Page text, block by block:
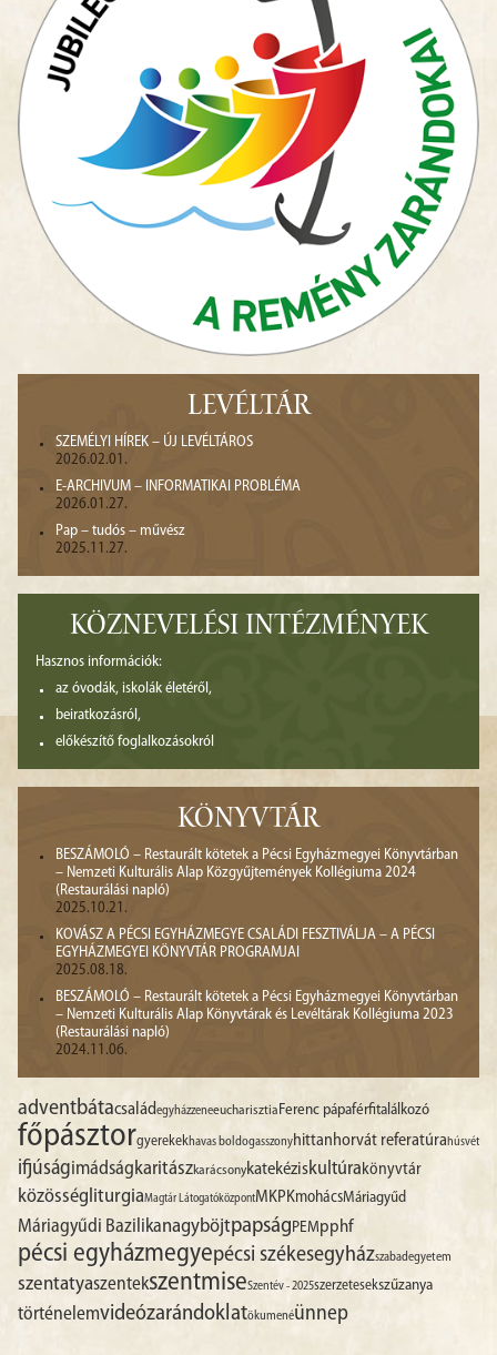
LEVÉLTÁR
SZEMÉLYI HÍREK – ÚJ LEVÉLTÁROS
2026.02.01.
E-ARCHIVUM – INFORMATIKAI PROBLÉMA
2026.01.27.
Pap – tudós – művész
2025.11.27.
KÖZNEVELÉSI INTÉZMÉNYEK
Hasznos információk:
az óvodák, iskolák életéről,
beiratkozásról,
előkészítő foglalkozásokról
KÖNYVTÁR
BESZÁMOLÓ – Restaurált kötetek a Pécsi Egyházmegyei Könyvtárban
– Nemzeti Kulturális Alap Közgyűjtemények Kollégiuma 2024
(Restaurálási napló)
2025.10.21.
KOVÁSZ A PÉCSI EGYHÁZMEGYE CSALÁDI FESZTIVÁLJA – A PÉCSI
EGYHÁZMEGYEI KÖNYVTÁR PROGRAMJAI
2025.08.18.
BESZÁMOLÓ – Restaurált kötetek a Pécsi Egyházmegyei Könyvtárban
– Nemzeti Kulturális Alap Könyvtárak és Levéltárak Kollégiuma 2023
(Restaurálási napló)
2024.11.06.
adventbátacsaládegyházzeneeucharisztiaFerenc pápaférfitalálkozó
főpásztorgyerekekhavas boldogasszonyhittanhorvát referatúrahúsvét
ifjúságimádságkaritászkarácsonykatekéziskultúrakönyvtár
közösségliturgiaMagtár LátogatóközpontMKPKmohácsMáriagyűd
Máriagyűdi BazilikanagyböjtpapságPEMpphf
pécsi egyházmegyepécsi székesegyházszabadegyetem
szentatyaszentekszentmiseSzentév - 2025szerzetesekszűzanya
történelemvideózarándoklatökumenéünnep